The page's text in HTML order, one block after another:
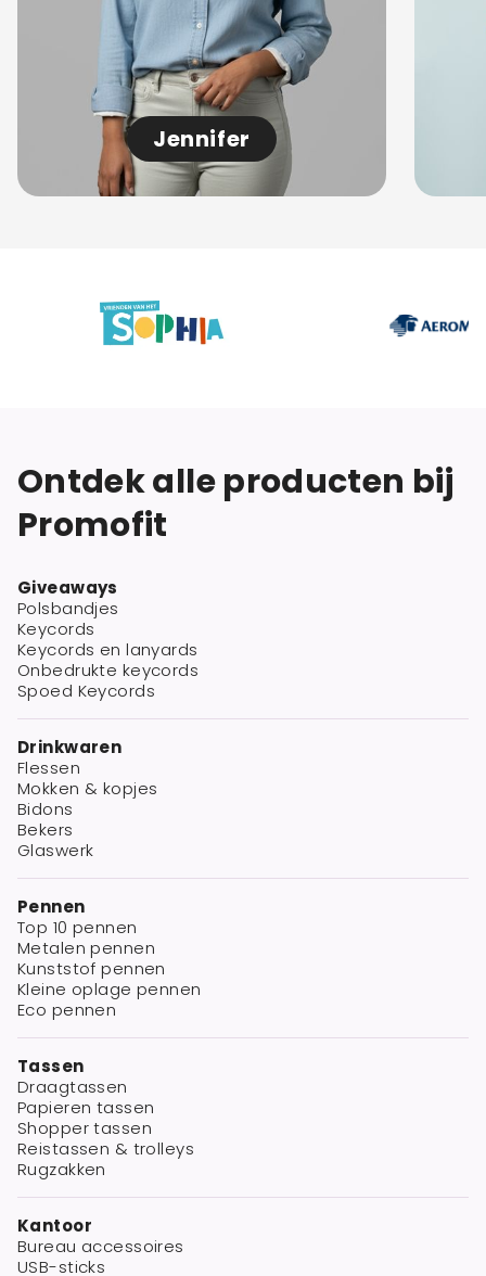
Jennifer
Ontdek alle producten bij
Promofit
Giveaways
Polsbandjes
Keycords
Keycords en lanyards
Onbedrukte keycords
Spoed Keycords
Drinkwaren
Flessen
Mokken & kopjes
Bidons
Bekers
Glaswerk
Pennen
Top 10 pennen
Metalen pennen
Kunststof pennen
Kleine oplage pennen
Eco pennen
Tassen
Draagtassen
Papieren tassen
Shopper tassen
Reistassen & trolleys
Rugzakken
Kantoor
Bureau accessoires
USB-sticks